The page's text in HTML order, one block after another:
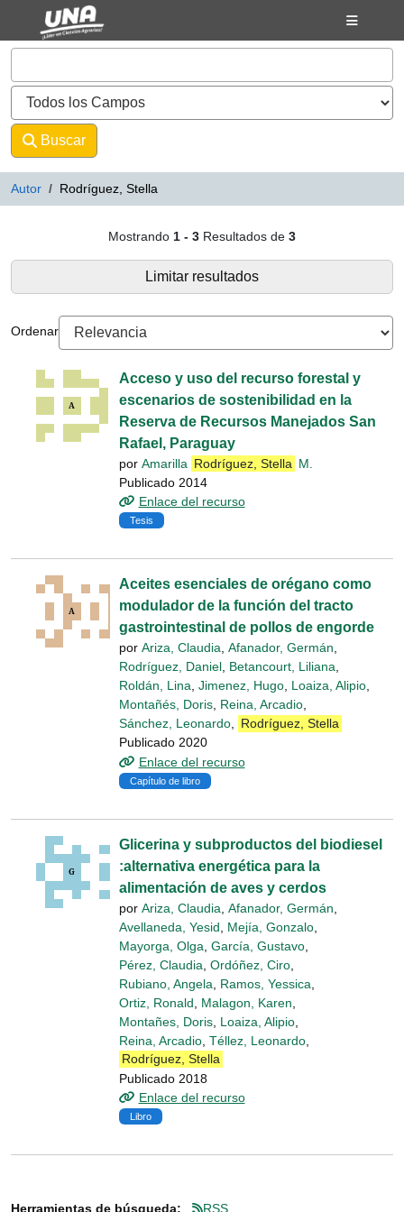
Mostrando1 - 3Resultados de
Saltar al contenido
VuFind
Buscar
Autor Rodríguez, Stella
Mostrando 1 - 3 Resultados de 3
Limitar resultados
Ordenar
Acceso y uso del recurso forestal y
escenarios de sostenibilidad en la
Reserva de Recursos Manejados San
Rafael, Paraguay
por Amarilla Rodríguez, Stella M.
Publicado 2014
Enlace del recurso
Tesis
Aceites esenciales de orégano como
modulador de la función del tracto
gastrointestinal de pollos de engorde
por Ariza, Claudia, Afanador, Germán,
Rodríguez, Daniel, Betancourt, Liliana,
Roldán, Lina, Jimenez, Hugo, Loaiza, Alipio,
Montañés, Doris, Reina, Arcadio,
Sánchez, Leonardo, Rodríguez, Stella
Publicado 2020
Enlace del recurso
Capítulo de libro
Glicerina y subproductos del biodiesel
:alternativa energética para la
alimentación de aves y cerdos
por Ariza, Claudia Afanador, Germán
Avellaneda, Yesid
Mejía, Gonzalo
Mayorga, Olga García, Gustavo
Pérez, Claudia Ordóñez, Ciro
Rubiano, Angela
Ramos, Yessica
Ortiz, Ronald
Malagon, Karen
Montañes, Doris Loaiza, Alipio
Reina, Arcadio Téllez, Leonardo
Rodríguez, Stella
Publicado 2018
Enlace del recurso
Libro
Herramientas de búsqueda: RSS